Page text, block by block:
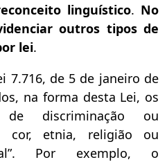
linguístico. No
outros tipos de
lei.
7.716, de 5 de janeiro de
na forma desta Lei, os
de discriminação ou
cor, etnia, religião ou
Por exemplo, o